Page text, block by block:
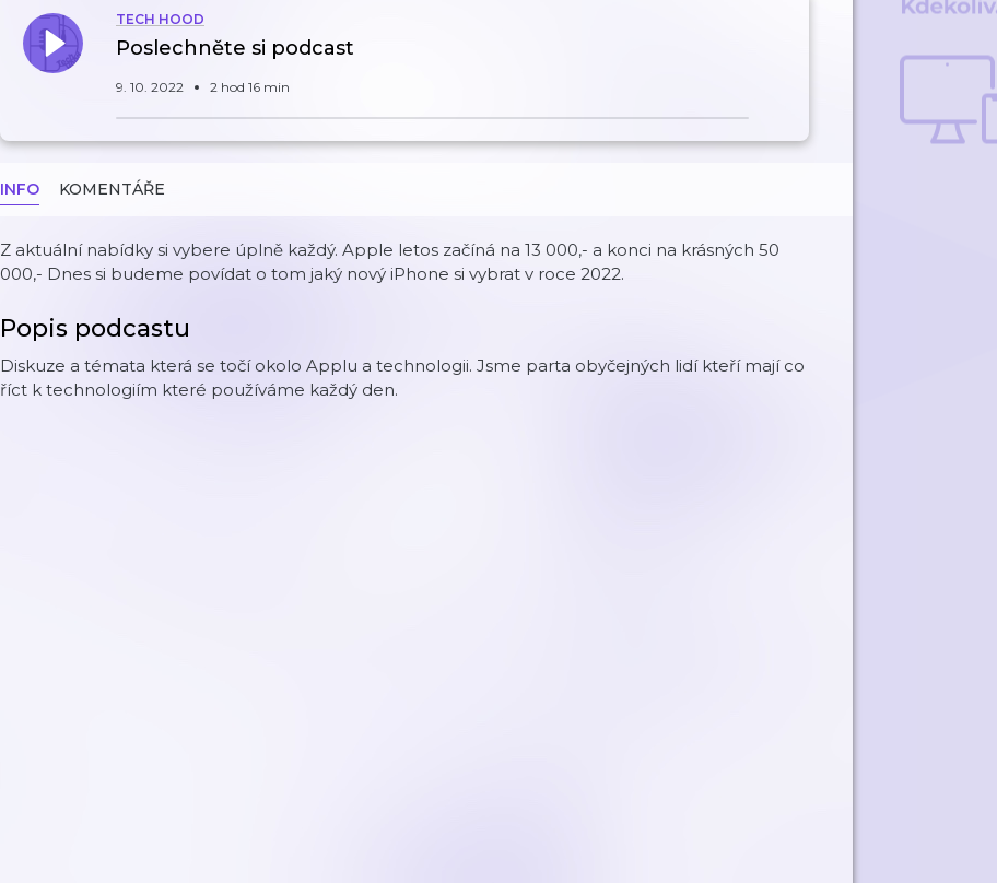
TECH HOOD
Poslechněte si podcast
9. 10. 2022 2 hod 16 min
INFO KOMENTÁŘE
Z aktuální nabídky si vybere úplně každý. Apple letos začíná na 13 000,- a konci na krásných 50
000,- Dnes si budeme povídat o tom jaký nový iPhone si vybrat v roce 2022.
Popis podcastu
Diskuze a témata která se točí okolo Applu a technologii. Jsme parta obyčejných lidí kteří mají co
říct k technologiím které používáme každý den.